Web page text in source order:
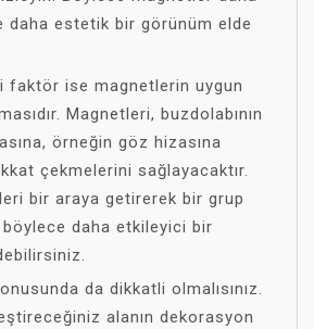
daha estetik bir görünüm elde
faktör ise magnetlerin uygun
Magnetleri, buzdolabının
örneğin göz hizasına
çekmelerini sağlayacaktır.
bir araya getirerek bir grup
daha etkileyici bir
da dikkatli olmalısınız.
alanın dekorasyon